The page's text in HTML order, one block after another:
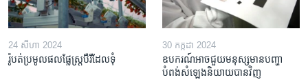
24 សីហា 2024
រ៉ូបត់​ប្រមូល​ផល​​ផ្លែស្ត្របឺរី​ដែល​ទុំ
30 កក្កដា 2024
ឧបករណ៍​អាច​ជួយ​មនុស្ស​មាន​បញ្ហា​
បំពង់​សំឡេង​និយាយ​បាន​វិញ